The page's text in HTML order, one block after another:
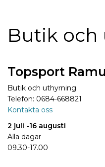
Butik och
Topsport
Butik och uthyrning
Telefon: 0684-668821
Kontakta oss
2 juli -16 augusti
Alla dagar
09.30-17.00